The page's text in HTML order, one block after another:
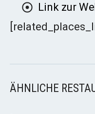
Link zur
ÄHNLICHE